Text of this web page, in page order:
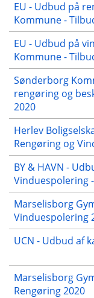
EU - Udbud på
Kommune -
EU - Udbud på
Kommune -
Sønderborg
rengøring og
2020
Herlev
Rengøring og
BY & HAVN -
Vinduespolering
Marselisborg
Vinduespolering
UCN - Udbud af
Marselisborg
Rengøring 2020